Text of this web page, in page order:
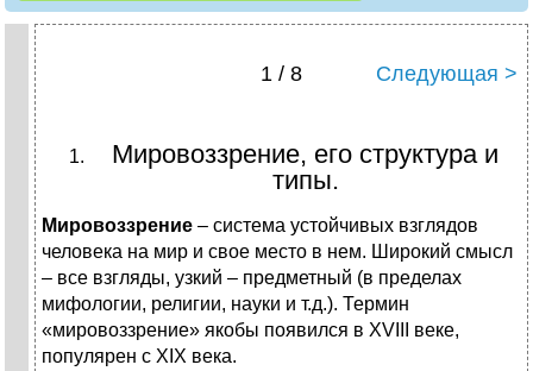
1 / 8 Следующая >
Мировоззрение, его структура и
типы.
Мировоззрение – система устойчивых взглядов
человека на мир и свое место в нем. Широкий смысл
– все взгляды, узкий – предметный (в пределах
мифологии, религии, науки и т.д.). Термин
«мировоззрение» якобы появился в XVIII веке,
популярен с XIX века.